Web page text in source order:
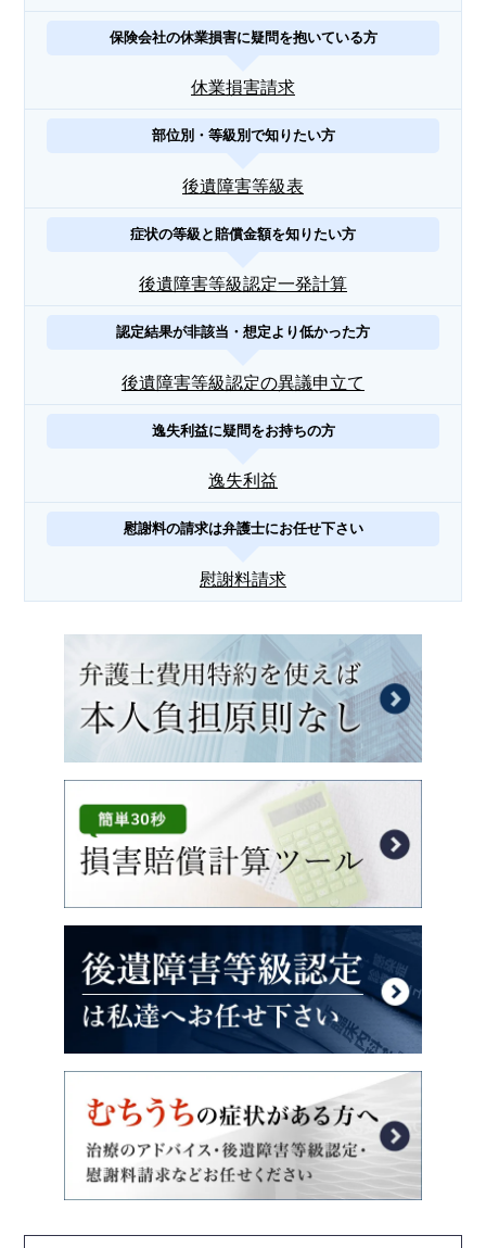
保険会社の休業損害に疑問を抱いている方
休業損害請求
部位別・等級別で知りたい方
後遺障害等級表
症状の等級と賠償金額を知りたい方
後遺障害等級認定一発計算
認定結果が非該当・想定より低かった方
後遺障害等級認定の異議申立て
逸失利益に疑問をお持ちの方
逸失利益
慰謝料の請求は弁護士にお任せ下さい
慰謝料請求